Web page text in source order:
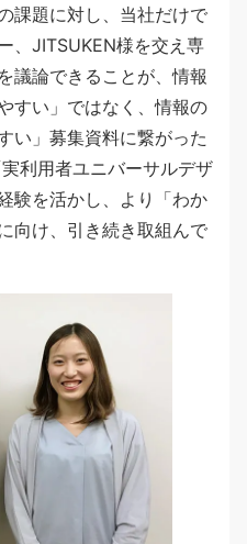
課題に対し、当社だけで
、JITSUKEN様を交え専
議論できることが、情報
すい」ではなく、情報の
い」募集資料に繋がった
利用者ユニバーサルデザ
験を活かし、より「わか
向け、引き続き取組んで